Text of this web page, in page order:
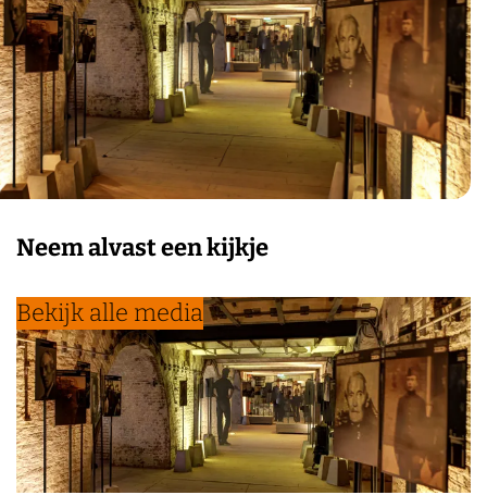
Neem alvast een kijkje
Bekijk alle media